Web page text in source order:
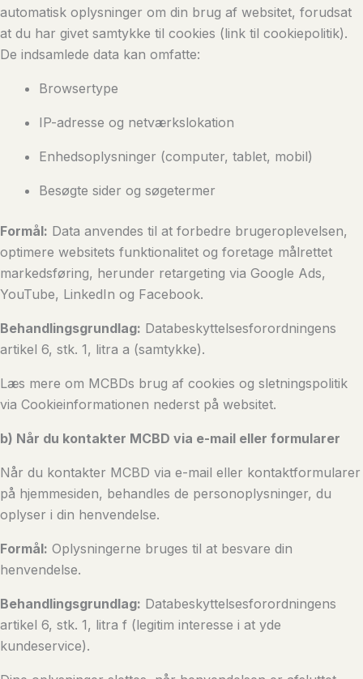
automatisk oplysninger om din brug af websitet, forudsat
at du har givet samtykke til cookies (link til cookiepolitik).
De indsamlede data kan omfatte:
Browsertype
IP-adresse og netværkslokation
Enhedsoplysninger (computer, tablet, mobil)
Besøgte sider og søgetermer
Formål: Data anvendes til at forbedre brugeroplevelsen,
optimere websitets funktionalitet og foretage målrettet
markedsføring, herunder retargeting via Google Ads,
YouTube, LinkedIn og Facebook.
Behandlingsgrundlag: Databeskyttelsesforordningens
artikel 6, stk. 1, litra a (samtykke).
Læs mere om MCBDs brug af cookies og sletningspolitik
via Cookieinformationen nederst på websitet.
b) Når du kontakter MCBD via e-mail eller formularer
Når du kontakter MCBD via e-mail eller kontaktformularer
på hjemmesiden, behandles de personoplysninger, du
oplyser i din henvendelse.
Formål: Oplysningerne bruges til at besvare din
henvendelse.
Behandlingsgrundlag: Databeskyttelsesforordningens
artikel 6, stk. 1, litra f (legitim interesse i at yde
kundeservice).